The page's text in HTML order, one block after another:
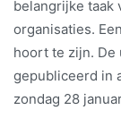
belangrijke taak
organisaties.
hoort te zijn. De
gepubliceerd in
zondag 28